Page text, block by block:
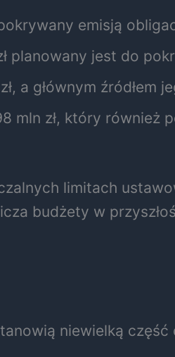
emisją
planowany jest do
a głównym źródłem
mln zł, który również
limitach
budżety w
niewielką